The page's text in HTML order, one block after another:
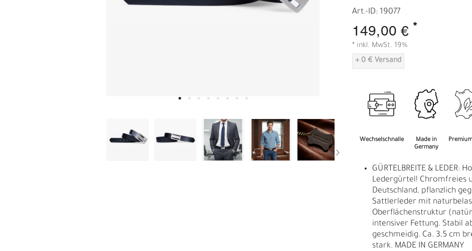
W A
E
Art.-ID: 19077
149,00 € *
* inkl. MwSt. 19%
+ 0 € Versand
Wechselschnalle
Made in
Germany
GÜRTELBREITE & LEDER:
Ledergürtel! Chromfreies
Deutschland, pflanzlich
Sattlerleder mit
Oberflächenstruktur
intensiver Fettung. Stabil
geschmeidig. Ca. 3,5 cm
stark. MADE IN GERMANY